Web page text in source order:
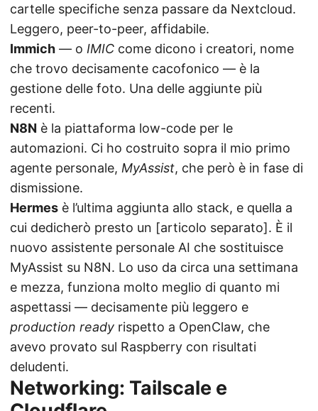
cartelle specifiche senza passare da Nextcloud.
Leggero, peer-to-peer, affidabile.
Immich — o IMIC come dicono i creatori, nome
che trovo decisamente cacofonico — è la
gestione delle foto. Una delle aggiunte più
recenti.
N8N è la piattaforma low-code per le
automazioni. Ci ho costruito sopra il mio primo
agente personale, MyAssist, che però è in fase di
dismissione.
Hermes è l’ultima aggiunta allo stack, e quella a
cui dedicherò presto un [articolo separato]. È il
nuovo assistente personale AI che sostituisce
MyAssist su N8N. Lo uso da circa una settimana
e mezza, funziona molto meglio di quanto mi
aspettassi — decisamente più leggero e
production ready rispetto a OpenClaw, che
avevo provato sul Raspberry con risultati
deludenti.
Networking: Tailscale e